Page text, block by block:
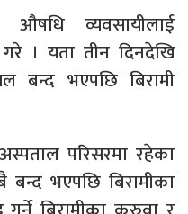
औषधि व्यवसायीलाई
। यता तीन दिनदेखि
भएपछि बिरामी
परिसरमा रहेका
भएपछि बिरामीका